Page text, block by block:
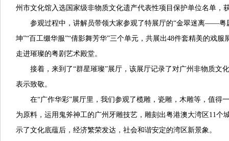
州市文化馆入选国家级非物质文化遗产代表性项目保护单位名单，
参观过程中，讲解员带领大家参观了特展厅的“金翠迷离——粤
坤”“百工缀华服”“倩影舞芳华”三个单元，共展出48件套精美的戏
走进璀璨的粤剧艺术殿堂。
接着，来到了“群星璀璨”展厅，该展厅记录了对广州非物质文
表示致敬。
在“广作华彩”展厅里，我们参观了榄雕，瓷雕，木雕等，值得
为原料，运用鬼斧神工的广州牙雕技艺，雕刻出粤港澳大湾区11个
示了文化底蕴后，经济繁荣发达，社会和谐安定的湾区新景象。